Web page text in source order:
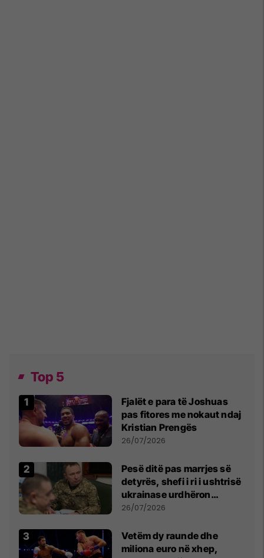
Top 5
Fjalët e para të Joshuas
pas fitores me nokaut ndaj
Kristian Prengës
26/07/2026
Pesë ditë pas marrjes së
detyrës, shefi i ri i ushtrisë
ukrainase urdhëron
kontroll të madh
26/07/2026
Vetëm dy raunde dhe
miliona euro në xhep,